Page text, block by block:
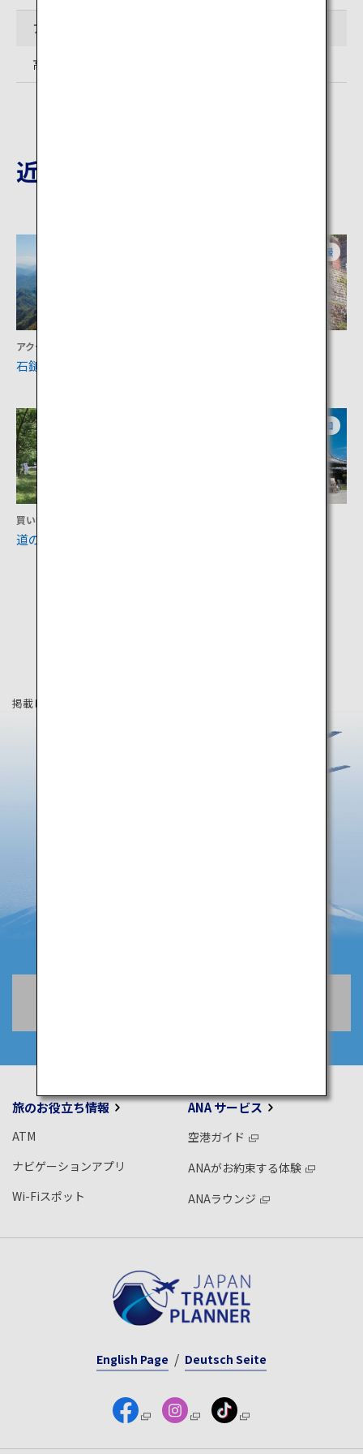
アクセス
高知龍馬空港より車で約1時間40分
近隣の観光地
アクティビティ
石鎚山
愛媛
買い物
道の駅マイントピア別子
高知
掲載している情報は2019年4月時点の情報です。
旅のお役立ち情報
ATM
ナビゲーションアプリ
Wi-Fiスポット
ANA サービス
空港ガイド
ANAがお約束する体験
ANAラウンジ
English Page Deutsch Seite